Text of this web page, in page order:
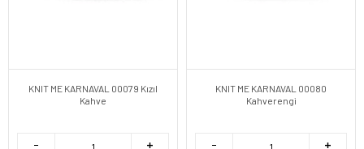
KNIT ME KARNAVAL 00079 Kızıl
Kahve
KNIT ME KARNAVAL 00080
Kahverengi